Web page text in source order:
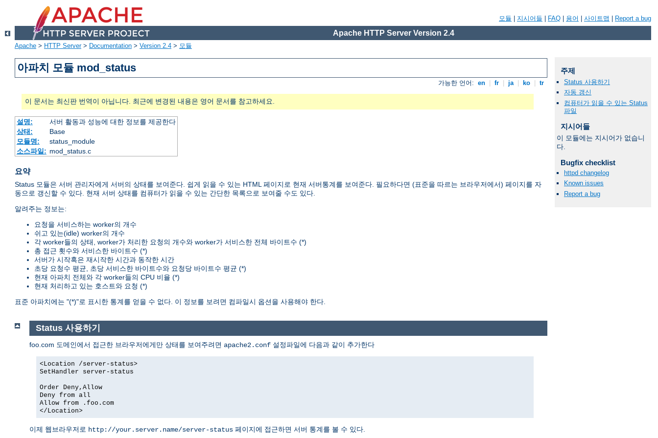
모듈 지시어들 FAQ 용어 사이트맵 Report a bug
Apache HTTP Server Version 2.4
Apache > HTTP Server> Documentation > Version 2.4 > 모듈
아파치 모듈 mod_status
가능한 언어: en fr ja ko tr
이 문서는 최신판 번역이 아닙니다. 최근에 변경된 내용은 영어 문서를 참고하세요.
설명:
서버 활동과 성능에 대한 정보를 제공한다
상태:
Base
모듈명:
status_module
소스파일: mod_status.c
요약
Status 모듈은 서버 관리자에게 서버의 상태를 보여준다. 쉽게 읽을 수 있는 HTML 페이지로 현재 서버통계를 보여준다. 필요하다면 (표준을 따르는 브라우저에서) 페이지를 자
동으로 갱신할 수 있다. 현재 서버 상태를 컴퓨터가 읽을 수 있는 간단한 목록으로 보여줄 수도 있다.
알려주는 정보는:
요청을 서비스하는 worker의 개수
쉬고 있는(idle) worker의 개수
각 worker들의 상태, worker가 처리한 요청의 개수와 worker가 서비스한 전체 바이트수 (*)
총 접근 횟수와 서비스한 바이트수 (*)
서버가 시작혹은 재시작한 시간과 동작한 시간
초당 요청수 평균, 초당 서비스한 바이트수와 요청당 바이트수 평균 (*)
현재 아파치 전체와 각 worker들의 CPU 비율 (*)
현재 처리하고 있는 호스트와 요청 (*)
표준 아파치에는 "(*)"로 표시한 통계를 얻을 수 없다. 이 정보를 보려면 컴파일시 옵션을 사용해야 한다.
Status 사용하기
foo.com 도메인에서 접근한 브라우저에게만 상태를 보여주려면 apache2.conf 설정파일에 다음과 같이 추가한다
<Location /server-status>
SetHandler server-status
Order Deny,Allow
Deny from all
Allow from .foo.com
</Location>
이제 웹브라우저로 http://your.server.name/server-status 페이지에 접근하면 서버 통계를 볼 수 있다.
주제
Status 사용하기
자동 갱신
컴퓨터가 읽을 수 있는 Status
파일
지시어들
이 모듈에는 지시어가 없습니
다.
Bugfix checklist
httpd changelog
Known issues
Report a bug